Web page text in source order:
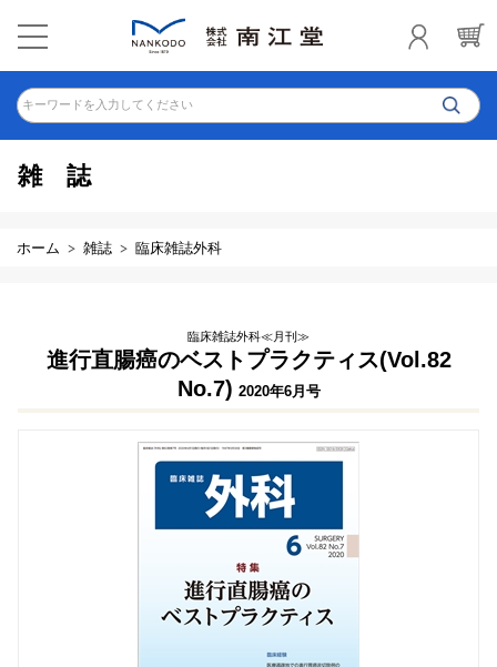
キーワードを入力してください
雑誌
ホーム 雑誌 臨床雑誌外科
臨床雑誌外科≪月刊≫
進行直腸癌のベストプラクティス(Vol.82
No.7) 2020年6月号